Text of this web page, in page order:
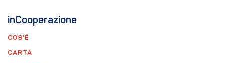
inCooperazione
COS'È
CARTA